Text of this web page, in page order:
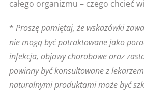
całego organizmu – czego chcieć
* Proszę pamiętaj, że wskazówki
nie mogą być potraktowane jako
infekcja, objawy chorobowe oraz
powinny być konsultowane z
naturalnymi produktami może być